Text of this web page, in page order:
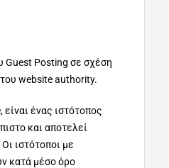
Guest Posting σε σχέση
του website authority.
ένας ιστότοπος
και αποτελεί
ιστότοποι με
κατά μέσο όρο